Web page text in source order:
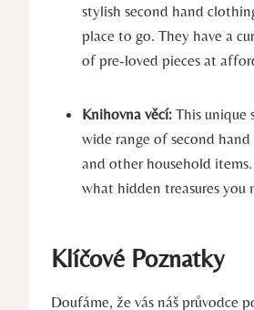
stylish second hand
place to go. They have a
of pre-loved pieces at
Knihovna věcí: This unique
wide range of second
and other household
what hidden treasures you
Klíčové Poznatky
Doufáme, že vás náš průvodce